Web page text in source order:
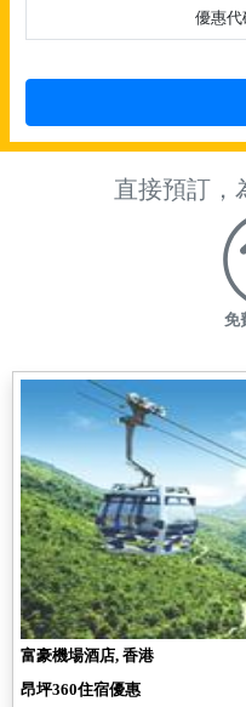
優惠代
直接預訂，
免
富豪機場酒店, 香港
昂坪360住宿優惠